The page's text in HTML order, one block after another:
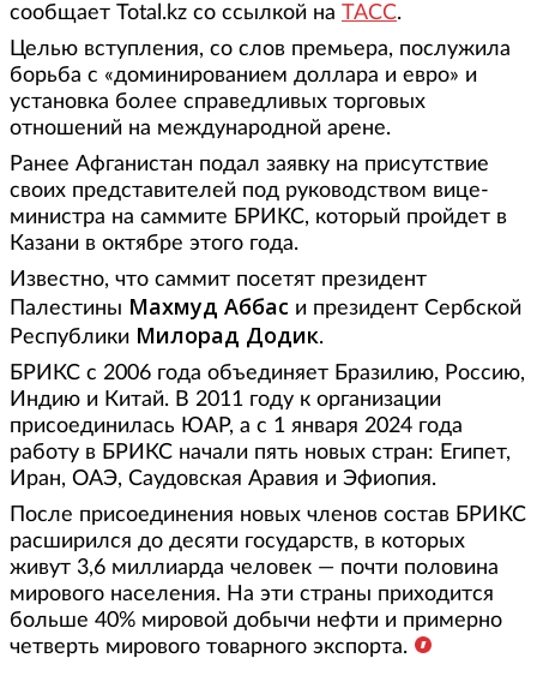
сообщает Total.kz со ссылкой на ТАСС.
Целью вступления, со слов премьера, послужила
борьба с «доминированием доллара и евро» и
установка более справедливых торговых
отношений на международной арене.
Ранее Афганистан подал заявку на присутствие
своих представителей под руководством вице-
министра на саммите БРИКС, который пройдет в
Казани в октябре этого года.
Известно, что саммит посетят президент
Палестины Махмуд Аббас и президент Сербской
Республики Милорад Додик.
БРИКС с 2006 года объединяет Бразилию, Россию,
Индию и Китай. В 2011 году к организации
присоединилась ЮАР, а с 1 января 2024 года
работу в БРИКС начали пять новых стран: Египет,
Иран, ОАЭ, Саудовская Аравия и Эфиопия.
После присоединения новых членов состав БРИКС
расширился до десяти государств, в которых
живут 3,6 миллиарда человек — почти половина
мирового населения. На эти страны приходится
больше 40% мировой добычи нефти и примерно
четверть мирового товарного экспорта.